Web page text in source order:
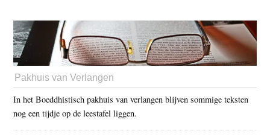
Pakhuis van Verlangen
In het Boeddhistisch pakhuis van verlangen blijven sommige teksten
nog een tijdje op de leestafel liggen.